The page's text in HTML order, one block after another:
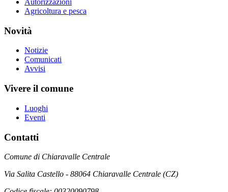
Autorizzazioni
Agricoltura e pesca
Novità
Notizie
Comunicati
Avvisi
Vivere il comune
Luoghi
Eventi
Contatti
Comune di Chiaravalle Centrale
Via Salita Castello - 88064 Chiaravalle Centrale (CZ)